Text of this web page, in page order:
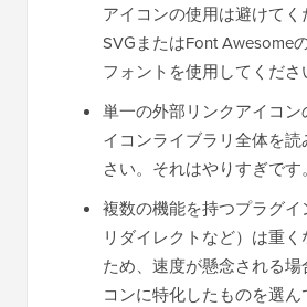
アイコンの使用は避けて
SVGまたはFont Awesome
フォントを使用してくださ
単一の外部リンクアイコ
イコンライブラリ全体を
さい。それはやりすぎです。
複数の機能を持つプラグイ
リダイレクトなど）は重
ため、速度が懸念される
コンに特化したものを選ん